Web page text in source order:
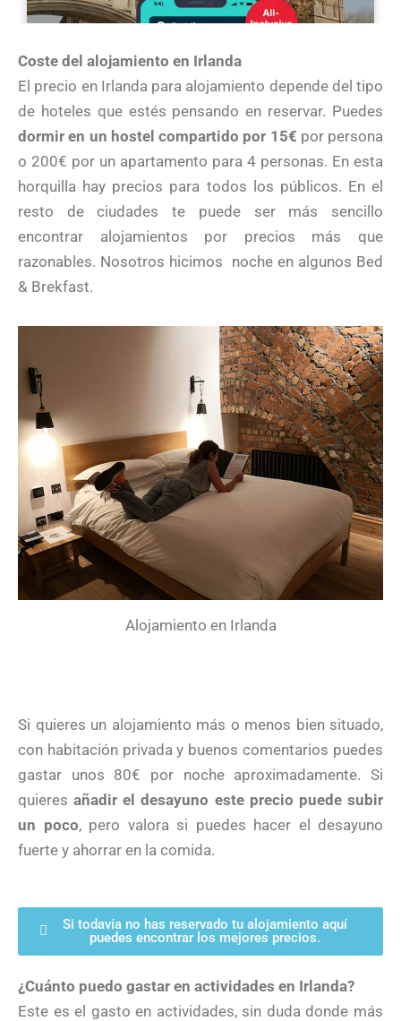
Coste del alojamiento en Irlanda
El precio en Irlanda para alojamiento depende del tipo
de hoteles que estés pensando en reservar. Puedes
dormir en un hostel compartido por 15€ por persona
o 200€ por un apartamento para 4 personas. En esta
horquilla hay precios para todos los públicos. En el
resto de ciudades te puede ser más sencillo
encontrar alojamientos por precios más que
razonables. Nosotros hicimos noche en algunos Bed
& Brekfast.
Alojamiento en Irlanda
Si quieres un alojamiento más o menos bien situado,
con habitación privada y buenos comentarios puedes
gastar unos 80€ por noche aproximadamente. Si
quieresañadir el desayuno este precio puede subir
un poco, pero valora si puedes hacer el desayuno
fuerte y ahorrar en la comida.
Si todavía no has reservado tu alojamiento aquí
puedes encontrar los mejores precios.
¿Cuánto puedo gastar en actividades en Irlanda?
Este es el gasto en actividades, sin duda donde más